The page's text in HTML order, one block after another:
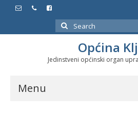
Search
for:
Općina
Jedinstveni općinski organ
Menu